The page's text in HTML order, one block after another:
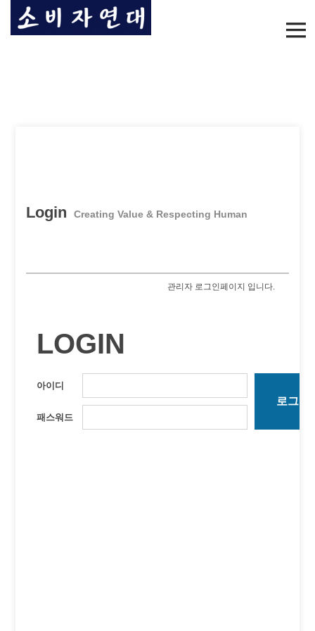
Login Creating Value & Respecting Human
관리자 로그인페이지 입니다.
LOGIN
아이디
패스워드